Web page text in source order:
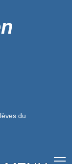
du